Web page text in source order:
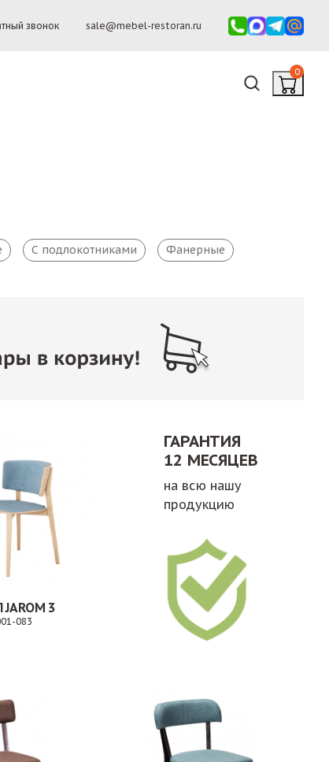
звонок sale@mebel-restoran.ru
0
С подлокотниками Фанерные
3
083
ГАРАНТИЯ
12 МЕСЯЦЕВ
на всю нашу
продукцию